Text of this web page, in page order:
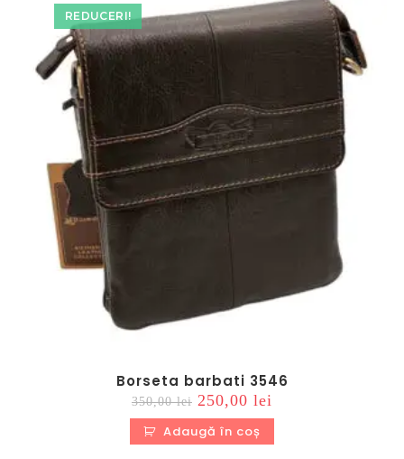
REDUCERI!
Borseta barbati 3546
350,00lei Prețul
inițial
a
fost:
350,00 lei.
250,00 lei
este:
Adaugă în coș